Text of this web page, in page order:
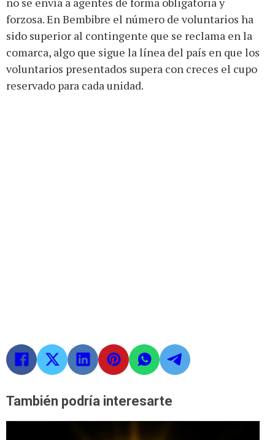
forzosa. En Bembibre el número de voluntarios ha
sido superior al contingente que se reclama en la
comarca, algo que sigue la línea del país en que los
voluntarios presentados supera con creces el cupo
reservado para cada unidad.
También podría interesarte